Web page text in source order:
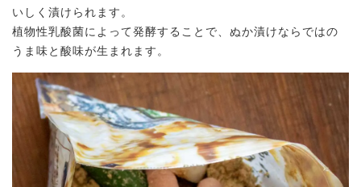
いしく漬けられます。
植物性乳酸菌によって発酵することで、ぬか漬けならではの
うま味と酸味が生まれます。